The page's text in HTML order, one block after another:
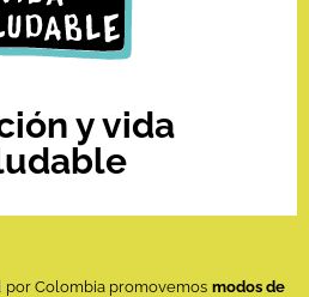
y vida
por Colombia promovemos modos de